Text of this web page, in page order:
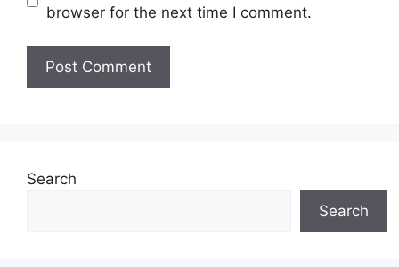
browser for the next time I comment.
Search
Search